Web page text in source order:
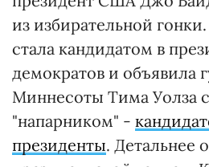
из избирательной
стала кандидатом в
демократов и объявила
Миннесоты Тима Уолза
"напарником" -
президенты. Детальнее